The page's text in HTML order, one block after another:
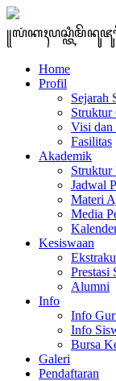
Home
Profil
Sejarah
Struktur
Visi dan
Fasilitas
Akademik
Jadwal
Materi
Media
Kesiswaan
Prestasi
Alumni
Info
Info
Info
Bursa
Galeri
Pendaftaran